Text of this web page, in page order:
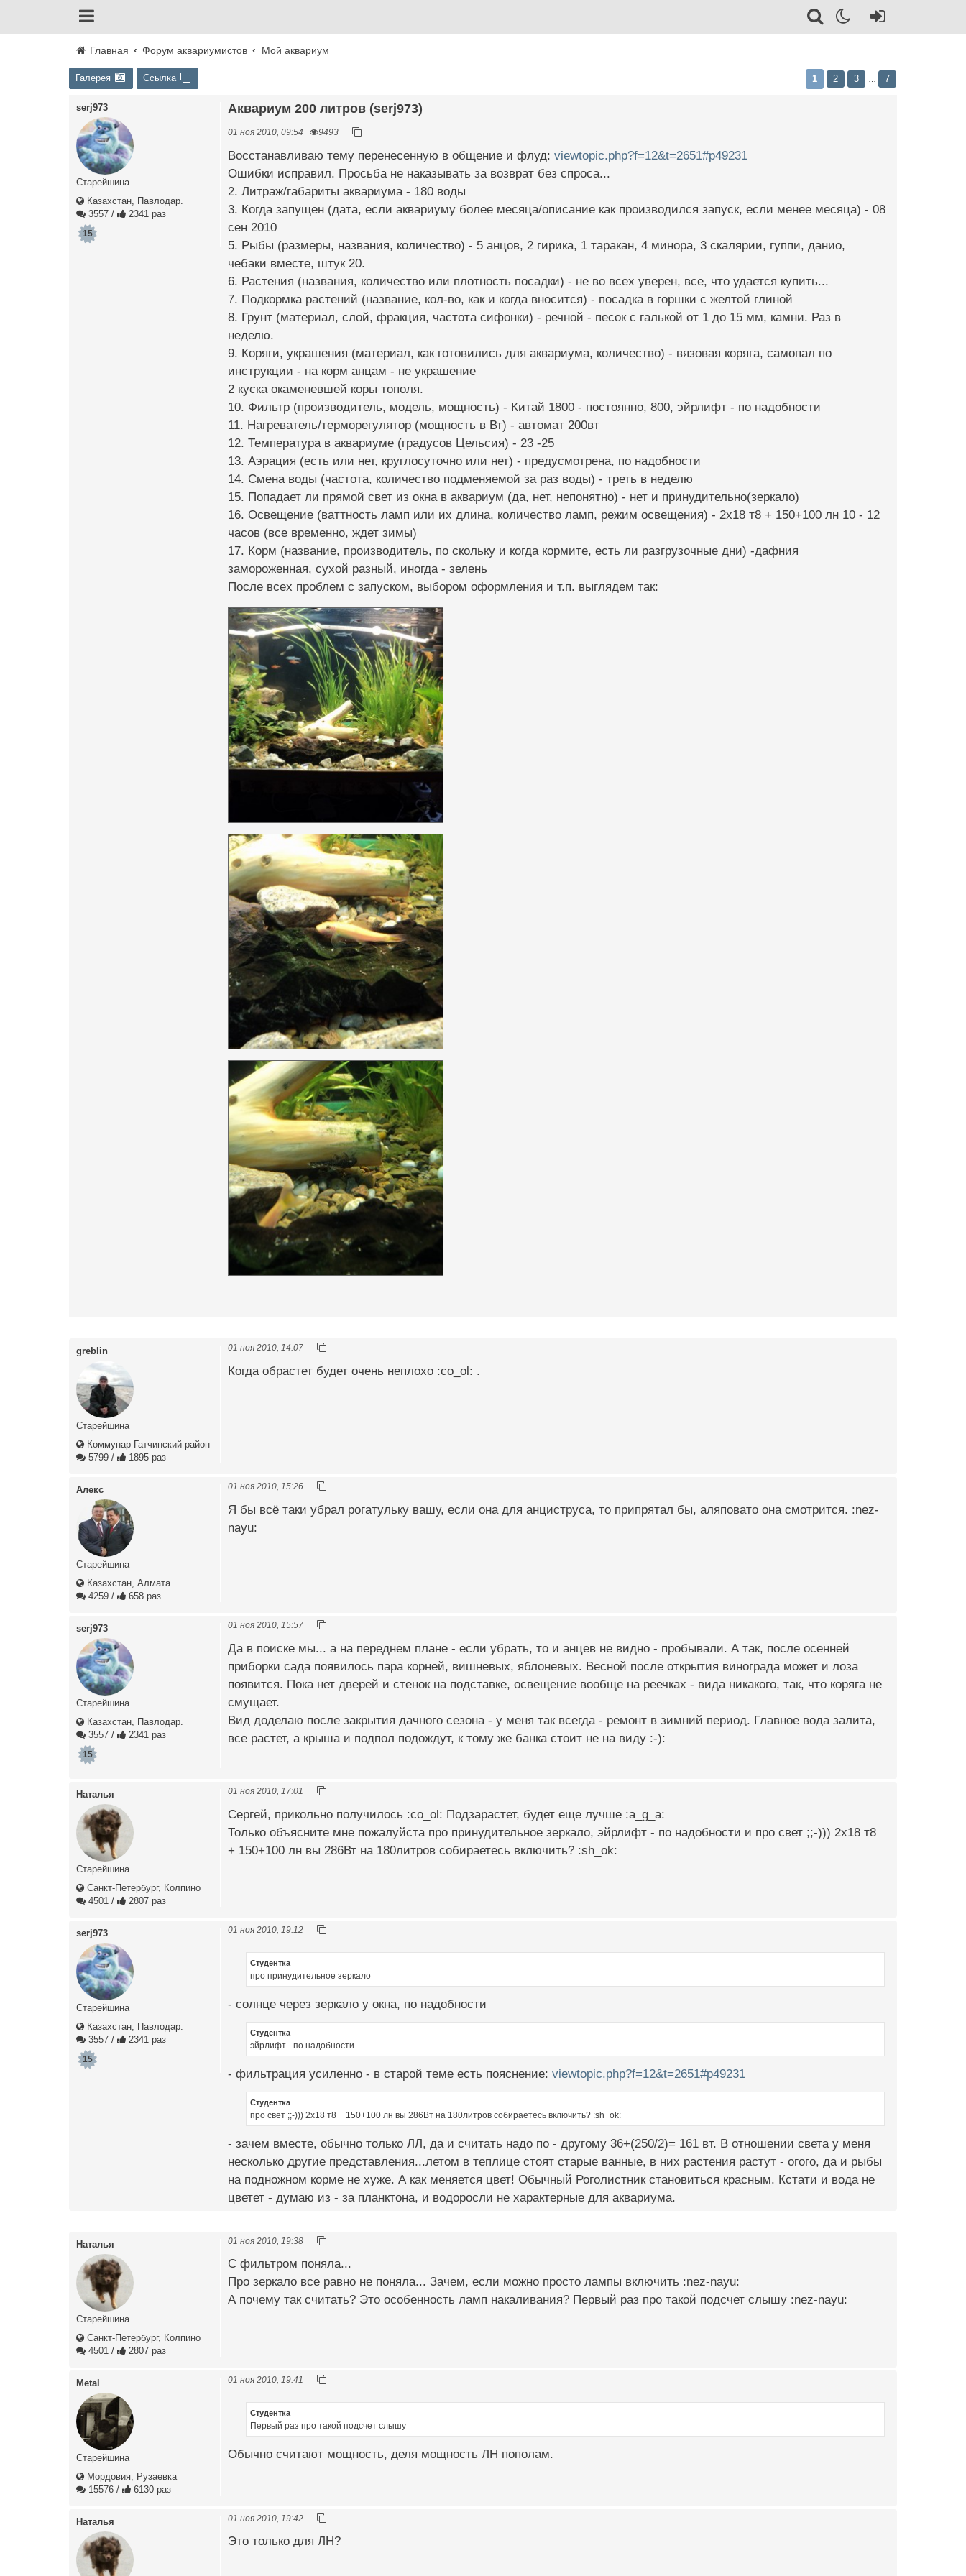
Главная Форум аквариумистов Мой аквариум
Галерея Ссылка 1 2 3 7
serj973
Старейшина
Казахстан, Павлодар.
3557 / 2341 раз
15
Аквариум 200 литров (serj973)
01 ноя 2010, 09:54 9493
Восстанавливаю тему перенесенную в общение и флуд: viewtopic.php?f=12&t=2651#p49231
Ошибки исправил. Просьба не наказывать за возврат без спроса...
2. Литраж/габариты аквариума - 180 воды
3. Когда запущен (дата, если аквариуму более месяца/описание как производился запуск, если менее месяца) - 08
сен 2010
5. Рыбы (размеры, названия, количество) - 5 анцов, 2 гирика, 1 таракан, 4 минора, 3 скалярии, гуппи, данио,
чебаки вместе, штук 20.
6. Растения (названия, количество или плотность посадки) - не во всех уверен, все, что удается купить...
7. Подкормка растений (название, кол-во, как и когда вносится) - посадка в горшки с желтой глиной
8. Грунт (материал, слой, фракция, частота сифонки) - речной - песок с галькой от 1 до 15 мм, камни. Раз в
неделю.
9. Коряги, украшения (материал, как готовились для аквариума, количество) - вязовая коряга, самопал по
инструкции - на корм анцам - не украшение
2 куска окаменевшей коры тополя.
10. Фильтр (производитель, модель, мощность) - Китай 1800 - постоянно, 800, эйрлифт - по надобности
11. Нагреватель/терморегулятор (мощность в Вт) - автомат 200вт
12. Температура в аквариуме (градусов Цельсия) - 23 -25
13. Аэрация (есть или нет, круглосуточно или нет) - предусмотрена, по надобности
14. Смена воды (частота, количество подменяемой за раз воды) - треть в неделю
15. Попадает ли прямой свет из окна в аквариум (да, нет, непонятно) - нет и принудительно(зеркало)
16. Освещение (ваттность ламп или их длина, количество ламп, режим освещения) - 2х18 т8 + 150+100 лн 10 - 12
часов (все временно, ждет зимы)
17. Корм (название, производитель, по скольку и когда кормите, есть ли разгрузочные дни) -дафния
замороженная, сухой разный, иногда - зелень
После всех проблем с запуском, выбором оформления и т.п. выглядем так:
greblin
Старейшина
Коммунар Гатчинский район
5799 / 1895 раз
01 ноя 2010, 14:07
Когда обрастет будет очень неплохо :co_ol: .
Алекс
Старейшина
Казахстан, Алмата
4259 / 658 раз
01 ноя 2010, 15:26
Я бы всё таки убрал рогатульку вашу, если она для анциструса, то припрятал бы, аляповато она смотрится. :nez-
nayu:
serj973
Старейшина
Казахстан, Павлодар.
3557 / 2341 раз
15
01 ноя 2010, 15:57
Да в поиске мы... а на переднем плане - если убрать, то и анцев не видно - пробывали. А так, после осенней
приборки сада появилось пара корней, вишневых, яблоневых. Весной после открытия винограда может и лоза
появится. Пока нет дверей и стенок на подставке, освещение вообще на реечках - вида никакого, так, что коряга не
смущает.
Вид доделаю после закрытия дачного сезона - у меня так всегда - ремонт в зимний период. Главное вода залита,
все растет, а крыша и подпол подождут, к тому же банка стоит не на виду :-):
Наталья
Старейшина
Санкт-Петербург, Колпино
4501 / 2807 раз
01 ноя 2010, 17:01
Сергей, прикольно получилось :co_ol: Подзарастет, будет еще лучше :a_g_a:
Только объясните мне пожалуйста про принудительное зеркало, эйрлифт - по надобности и про свет ;;-))) 2х18 т8
+ 150+100 лн вы 286Вт на 180литров собираетесь включить? :sh_ok:
serj973
Старейшина
Казахстан, Павлодар.
3557 / 2341 раз
15
01 ноя 2010, 19:12
Студентка
про принудительное зеркало
- солнце через зеркало у окна, по надобности
Студентка
эйрлифт - по надобности
- фильтрация усиленно - в старой теме есть пояснение: viewtopic.php?f=12&t=2651#p49231
Студентка
про свет ;;-))) 2х18 т8 + 150+100 лн вы 286Вт на 180литров собираетесь включить? :sh_ok:
- зачем вместе, обычно только ЛЛ, да и считать надо по - другому 36+(250/2)= 161 вт. В отношении света у меня
несколько другие представления...летом в теплице стоят старые ванные, в них растения растут - огого, да и рыбы
на подножном корме не хуже. А как меняется цвет! Обычный Роголистник становиться красным. Кстати и вода не
цветет - думаю из - за планктона, и водоросли не характерные для аквариума.
Наталья
Старейшина
Санкт-Петербург, Колпино
4501 / 2807 раз
01 ноя 2010, 19:38
С фильтром поняла...
Про зеркало все равно не поняла... Зачем, если можно просто лампы включить :nez-nayu:
А почему так считать? Это особенность ламп накаливания? Первый раз про такой подсчет слышу :nez-nayu:
Metal
Старейшина
Мордовия, Рузаевка
15576 / 6130 раз
01 ноя 2010, 19:41
Студентка
Первый раз про такой подсчет слышу
Обычно считают мощность, деля мощность ЛН пополам.
Наталья 01 ноя 2010, 19:42
Это только для ЛН?